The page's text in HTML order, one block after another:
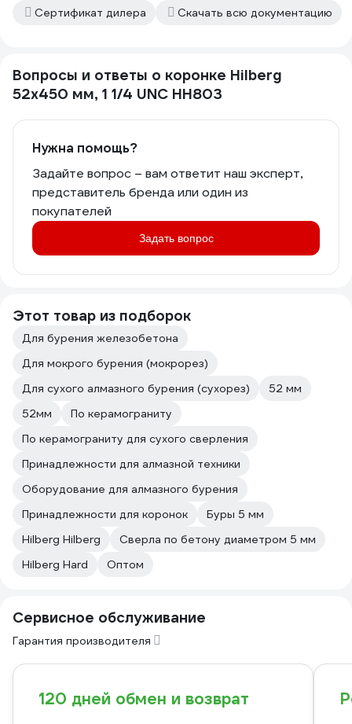
Сертификат дилера Скачать всю документацию
Вопросы и ответы о коронке Hilberg
52x450 мм, 1 1/4 UNC HH803
Нужна помощь?
Задайте вопрос – вам ответит наш эксперт,
представитель бренда или один из
покупателей
Задать вопрос
Этот товар из подборок
Для бурения железобетона
Для мокрого бурения (мокрорез)
Для сухого алмазного бурения (сухорез)
52 мм
52мм
По керамограниту
По керамограниту для сухого сверления
Принадлежности для алмазной техники
Оборудование для алмазного бурения
Принадлежности для коронок
Буры 5 мм
Hilberg Hilberg
Сверла по бетону диаметром 5 мм
Hilberg Hard
Оптом
Сервисное обслуживание
Гарантия производителя
120 дней обмен и возврат